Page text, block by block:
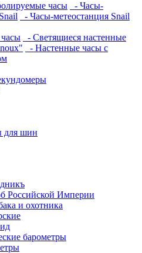
часы
- Часы-
- Часы-метеостанция Snail
- Светящиеся настенные
- Настенные часы с
для шин
Российской Империи
и охотника
барометры